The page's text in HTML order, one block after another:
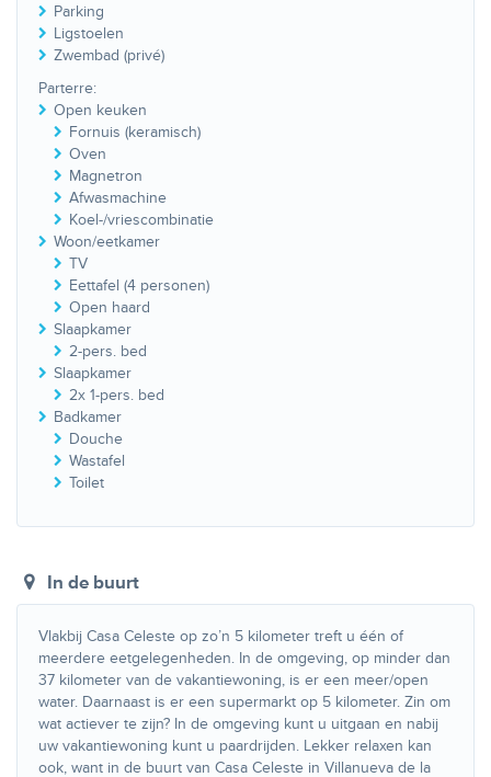
Parking
Ligstoelen
Zwembad (privé)
Parterre:
Open keuken
Fornuis (keramisch)
Oven
Magnetron
Afwasmachine
Koel-/vriescombinatie
Woon/eetkamer
TV
Eettafel (4 personen)
Open haard
Slaapkamer
2-pers. bed
Slaapkamer
2x 1-pers. bed
Badkamer
Douche
Wastafel
Toilet
In de buurt
Vlakbij Casa Celeste op zo’n 5 kilometer treft u één of
meerdere eetgelegenheden. In de omgeving, op minder dan
37 kilometer van de vakantiewoning, is er een meer/open
water. Daarnaast is er een supermarkt op 5 kilometer. Zin om
wat actiever te zijn? In de omgeving kunt u uitgaan en nabij
uw vakantiewoning kunt u paardrijden. Lekker relaxen kan
ook, want in de buurt van Casa Celeste in Villanueva de la